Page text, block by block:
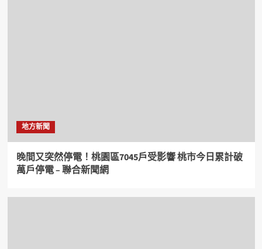
地方新聞
晚間又突然停電！桃園區7045戶受影響 桃市今日累計破
萬戶停電 – 聯合新聞網